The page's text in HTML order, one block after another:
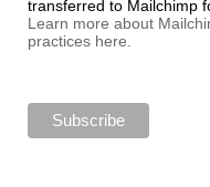
transferred to Mailchimp
Learn more about
practices here.